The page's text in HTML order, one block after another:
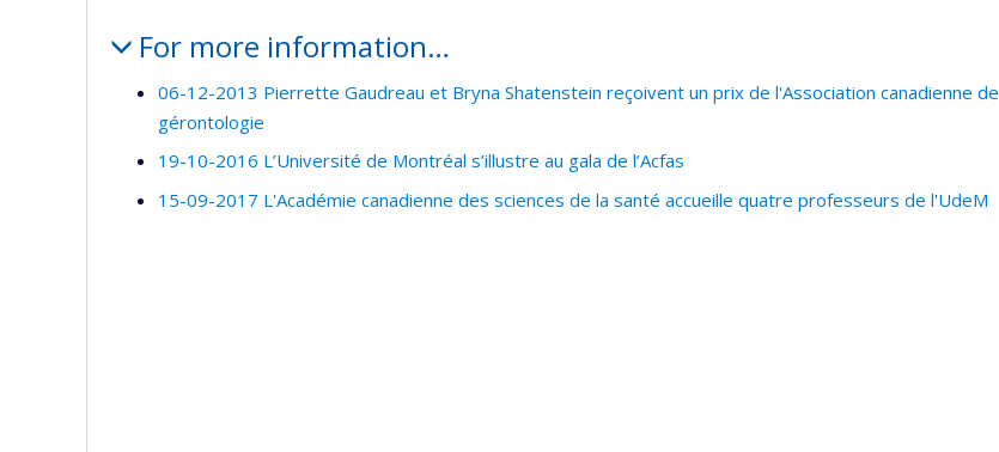
For more information…
06-12-2013 Pierrette Gaudreau et Bryna Shatenstein reçoivent un prix de l'Association canadienne de
gérontologie
19-10-2016 L’Université de Montréal s’illustre au gala de l’Acfas
15-09-2017 L'Académie canadienne des sciences de la santé accueille quatre professeurs de l'UdeM